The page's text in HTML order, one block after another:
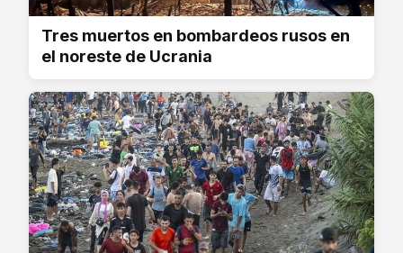
Tres muertos en bombardeos rusos en
el noreste de Ucrania